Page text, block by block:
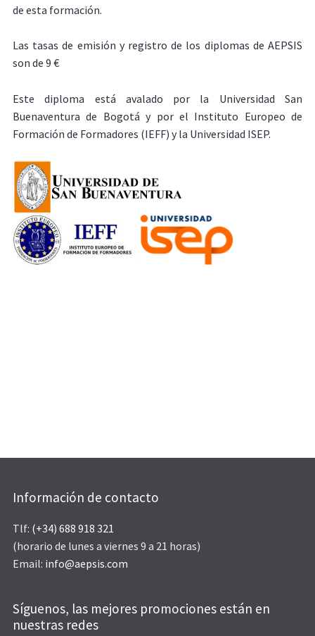
de esta formación.
Las tasas de emisión y registro de los diplomas de AEPSIS
son de 9 €
Este diploma está avalado por la Universidad San
Buenaventura de Bogotá y por el Instituto Europeo de
Formación de Formadores (IEFF) y la Universidad ISEP.
Información de contacto
Tlf: (+34) 688 918 321
(horario de lunes a viernes 9 a 21 horas)
Email: info@aepsis.com
Síguenos, las mejores promociones están en
nuestras redes